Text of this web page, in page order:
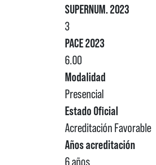
SUPERNUM. 2023
3
PACE 2023
6.00
Modalidad
Presencial
Estado Oficial
Acreditación Favorable
Años acreditación
6 años